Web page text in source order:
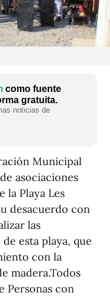
como fuente
gratuita.
noticias de
Municipal
asociaciones
la Playa Les
desacuerdo con
las
esta playa, que
con la
madera.Todos
Personas con